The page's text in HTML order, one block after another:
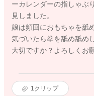
ーカレンダーの指しゃぶ
見しました。
娘は頻回におもちゃを舐
気づいたら拳を舐め舐め
大切ですか？よろしくお
1 クリップ